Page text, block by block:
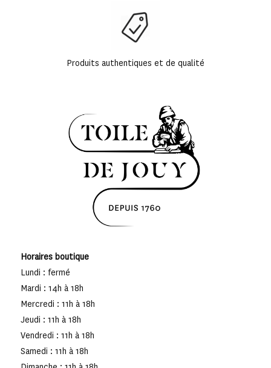
Produits authentiques et de qualité
Horaires boutique
Lundi : fermé
Mardi : 14h à 18h
Mercredi : 11h à 18h
Jeudi : 11h à 18h
Vendredi : 11h à 18h
Samedi : 11h à 18h